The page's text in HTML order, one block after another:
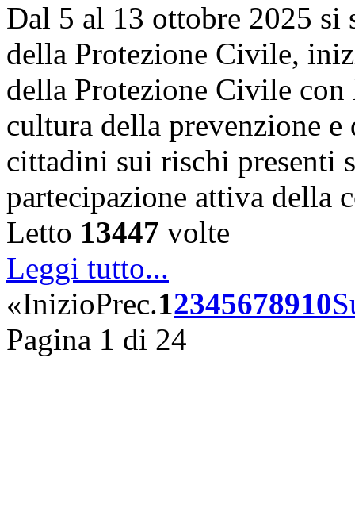
Dal 5 al 13 ottobre 2025 si
della Protezione Civile,
della Protezione Civile
cultura della prevenzione
cittadini sui rischi presenti
partecipazione attiva
Letto 13447 volte
Leggi tutto...
«InizioPrec.12345678910
Pagina 1 di 24